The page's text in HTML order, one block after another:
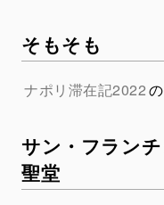
そもそも
ナポリ滞在記2022
サン・フラン
聖堂